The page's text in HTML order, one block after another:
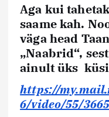
Aga kui
saame kah.
väga head
„Naabrid“,
ainult üks
https://
6/video/55/